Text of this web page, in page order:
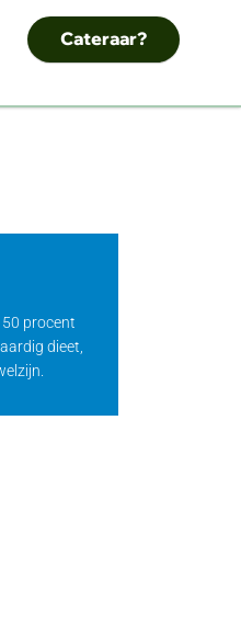
Cateraar?
procent
dieet,